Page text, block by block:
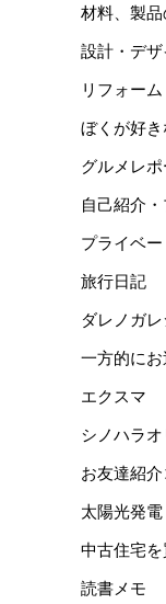
材料、製
設計・デザ
リフォー
ぼくが好き
グルメレポ
自己紹介
プライベー
旅行日記
ダレノガ
一方的に
エクスマ
シノハラ
お友達紹
太陽光発電
中古住宅
読書メモ